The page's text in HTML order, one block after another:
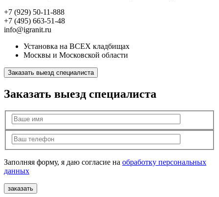
+7 (929) 50-11-888
+7 (495) 663-51-48
info@igranit.ru
Установка на ВСЕХ кладбищах
Москвы и Московской области
Заказать выезд специалиста
Заказать выезд специалиста
Заполняя форму, я даю согласие на обработку персональных
данных